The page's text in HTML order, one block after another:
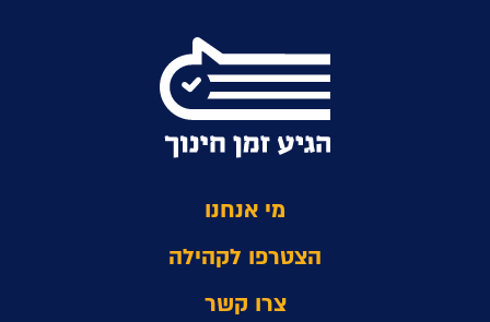
מי אנחנו
הצטרפו לקהילה
צרו קשר